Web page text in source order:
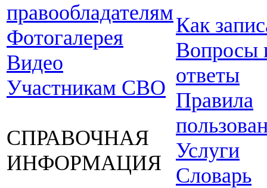
правообладателям
Фотогалерея
Видео
Участникам СВО
СПРАВОЧНАЯ
ИНФОРМАЦИЯ
Как
Вопросы
ответы
Правила
Услуги
Словарь